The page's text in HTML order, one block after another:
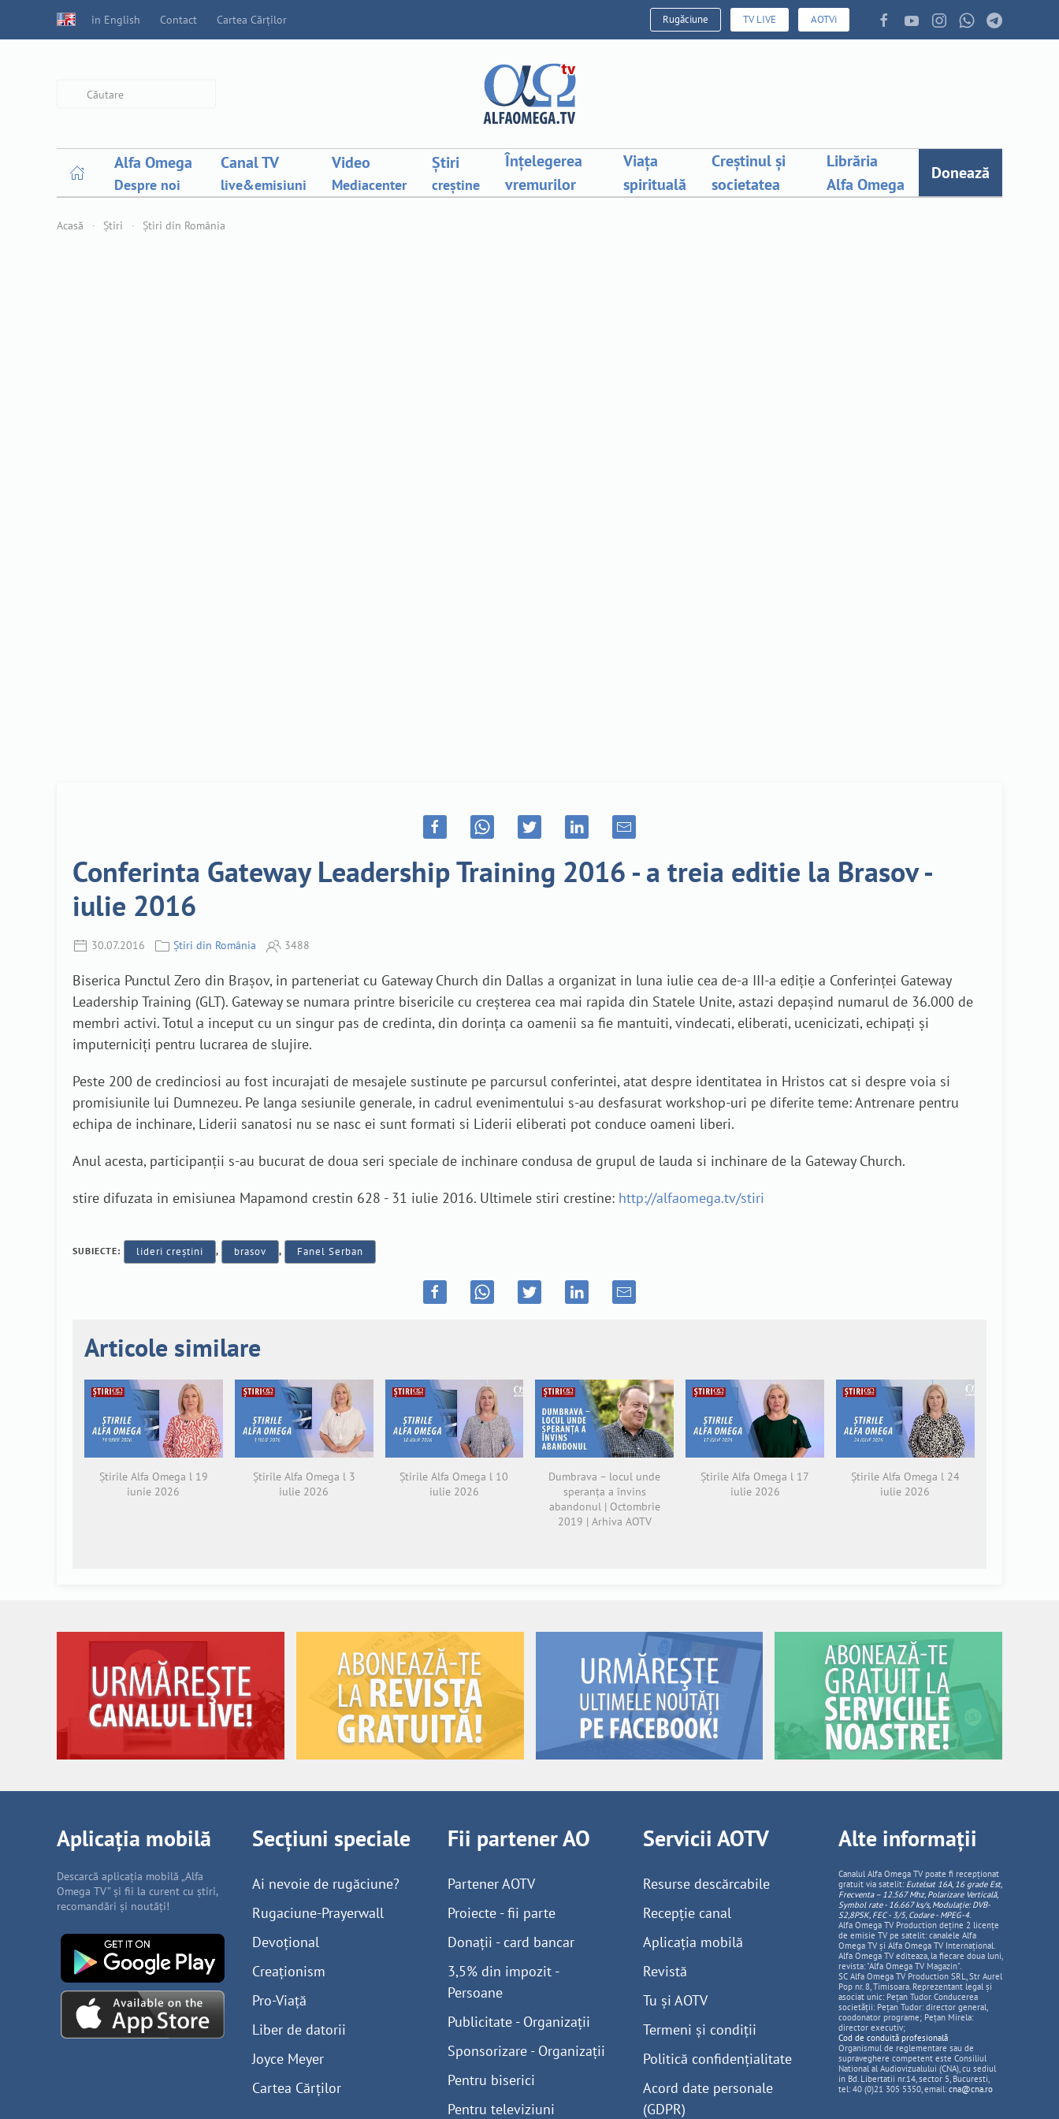
in English Contact Cartea Cărților Rugăciune TV LIVE AOTVi
Alfa Omega
Despre noi
Canal TV
live&emisiuni
Video
Mediacenter
Știri
creștine
Înțelegerea
vremurilor
Viața
spirituală
Creștinul și
societatea
Librăria
Alfa Omega
Donează
Acasă Știri Știri din România
Conferinta Gateway Leadership Training 2016 - a treia editie la Brasov -
iulie 2016
30.07.2016 Știri din România 3488
Biserica Punctul Zero din Braşov, in parteneriat cu Gateway Church din Dallas a organizat in luna iulie cea de-a III-a ediţie a Conferinţei Gateway
Leadership Training (GLT). Gateway se numara printre bisericile cu creşterea cea mai rapida din Statele Unite, astazi depaşind numarul de 36.000 de
membri activi. Totul a inceput cu un singur pas de credinta, din dorinţa ca oamenii sa fie mantuiti, vindecati, eliberati, ucenicizati, echipaţi şi
imputerniciţi pentru lucrarea de slujire.
Peste 200 de credinciosi au fost incurajati de mesajele sustinute pe parcursul conferintei, atat despre identitatea in Hristos cat si despre voia si
promisiunile lui Dumnezeu. Pe langa sesiunile generale, in cadrul evenimentului s-au desfasurat workshop-uri pe diferite teme: Antrenare pentru
echipa de inchinare, Liderii sanatosi nu se nasc ei sunt formati si Liderii eliberati pot conduce oameni liberi.
Anul acesta, participanţii s-au bucurat de doua seri speciale de inchinare condusa de grupul de lauda si inchinare de la Gateway Church.
stire difuzata in emisiunea Mapamond crestin 628 - 31 iulie 2016. Ultimele stiri crestine: http://alfaomega.tv/stiri
SUBIECTE: lideri creștini , brasov , Fanel Serban
Articole similare
Știrile Alfa Omega l 19
iunie 2026
Știrile Alfa Omega l 3
iulie 2026
Știrile Alfa Omega l 10
iulie 2026
Dumbrava – locul unde
speranța a învins
abandonul | Octombrie
2019 | Arhiva AOTV
Știrile Alfa Omega l 17
iulie 2026
Știrile Alfa Omega l 24
iulie 2026
Aplicația mobilă
Descarcă aplicația mobilă „Alfa
Omega TV” și fii la curent cu știri,
recomandări și noutăți!
Secțiuni speciale
Ai nevoie de rugăciune?
Rugaciune-Prayerwall
Devoțional
Creaționism
Pro-Viață
Liber de datorii
Joyce Meyer
Cartea Cărților
Fii partener AO
Partener AOTV
Proiecte - fii parte
Donații - card bancar
3,5% din impozit -
Persoane
Publicitate - Organizații
Sponsorizare - Organizații
Pentru biserici
Pentru televiziuni
Servicii AOTV
Resurse descărcabile
Recepție canal
Aplicația mobilă
Revistă
Tu și AOTV
Termeni și condiții
Politică confidențialitate
Acord date personale
(GDPR)
Alte informații
Canalul Alfa Omega TV poate fi recepționat
gratuit via satelit: Eutelsat 16A, 16 grade Est,
Frecventa – 12.567 Mhz, PolarizareVerticală,
Symbol rate - 16.667 ks/s, Modulație: DVB-
S2,8PSK, FEC - 3/5, Codare - MPEG-4.
Alfa Omega TV Production deține 2 licențe
de emisie TV pe satelit: canalele Alfa
Omega TV și Alfa Omega TV Internațional.
Alfa Omega TV editeaza, la fiecare doua luni,
revista: "Alfa Omega TV Magazin".
SC Alfa Omega TV Production SRL, Str Aurel
Pop nr. 8, Timisoara. Reprezentant legal și
asociat unic: Pețan Tudor. Conducerea
societății: Pețan Tudor: director general,
coodonator programe; Pețan Mirela:
director executiv;
Cod de conduită profesională
Organismul de reglementare sau de
supraveghere competent este Consiliul
National al Audiovizualului (CNA), cu sediul
in Bd. Libertatii nr.14, sector 5, Bucuresti,
tel: 40 (0)21 305 5350, email: cna@cna.ro